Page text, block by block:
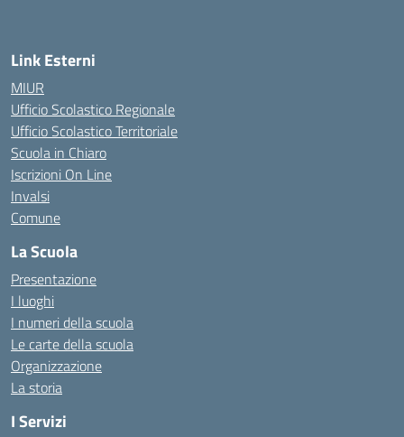
Link Esterni
MIUR
Ufficio Scolastico Regionale
Ufficio Scolastico Territoriale
Scuola in Chiaro
Iscrizioni On Line
Invalsi
Comune
La Scuola
Presentazione
I luoghi
I numeri della scuola
Le carte della scuola
Organizzazione
La storia
I Servizi